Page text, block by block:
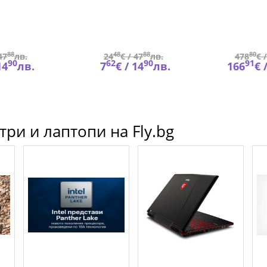
88лв.
90лв.
2448€ /4788лв.
762€ / 1490лв.
47880€
16691€
и лаптопи на Fly.bg